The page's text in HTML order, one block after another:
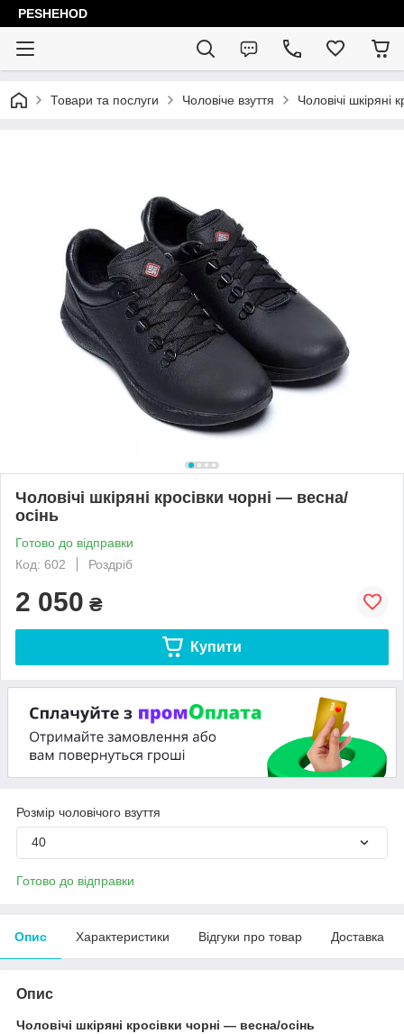
PESHEHOD
Товари та послуги Чоловіче взуття Чоловічі шкіряні
Чоловічі шкіряні кросівки чорні — весна/
осінь
Готово до відправки
Код: 602
Роздріб
2 050 ₴
Купити
Розмір чоловічого взуття
40
Готово до відправки
Опис Характеристики Відгуки про товар Доставка
Опис
Чоловічі шкіряні кросівки чорні — весна/осінь